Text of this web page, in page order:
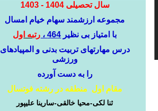
سال تحصیلی 1404 - 1403
مجموعه ارزشمند سهام خیام امسال
با امتیاز بی نظیر 464 ،
رتبه اول
درس مهارتهای تربیت بدنی و المپیادهای
ورزشی
را به دست آورده
مقام اول منطقه در رشته فوتسال
ثنا لکی-محیا خالقی-سارینا علیپور